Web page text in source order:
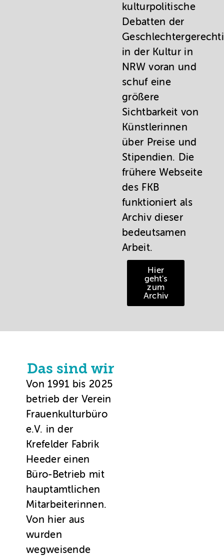
kulturpolitische
Debatten der
in der Kultur in
NRW voran und
schuf eine
größere
Sichtbarkeit von
Künstlerinnen
über Preise und
Stipendien. Die
frühere Webseite
des FKB
funktioniert als
Archiv dieser
bedeutsamen
Arbeit.
Hier
geht's
zum
Archiv
Das sind wir
Von 1991 bis 2025
betrieb der Verein
Frauenkulturbüro
e.V. in der
Krefelder Fabrik
Heeder einen
Büro-Betrieb mit
hauptamtlichen
Mitarbeiterinnen.
Von hier aus
wurden
wegweisende